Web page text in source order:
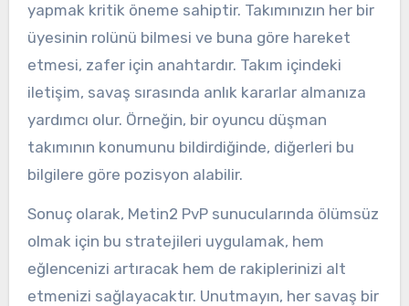
yapmak kritik öneme sahiptir. Takımınızın her bir
üyesinin rolünü bilmesi ve buna göre hareket
etmesi, zafer için anahtardır. Takım içindeki
iletişim, savaş sırasında anlık kararlar almanıza
yardımcı olur. Örneğin, bir oyuncu düşman
takımının konumunu bildirdiğinde, diğerleri bu
bilgilere göre pozisyon alabilir.
Sonuç olarak, Metin2 PvP sunucularında ölümsüz
olmak için bu stratejileri uygulamak, hem
eğlencenizi artıracak hem de rakiplerinizi alt
etmenizi sağlayacaktır. Unutmayın, her savaş bir